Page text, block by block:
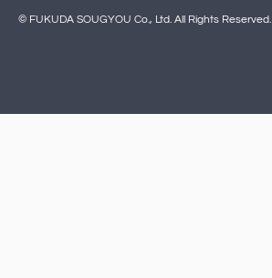
© FUKUDA SOUGYOU Co., Ltd. All Rights Reserved.